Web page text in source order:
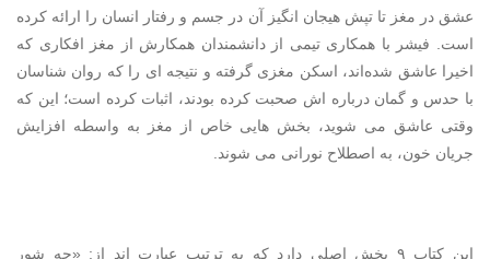
عشق در مغز تا تپش هیجان انگیز آن در جسم و رفتار انسان را ارائه کرده
است. فیشر با همکاری تیمی از دانشمندان همکارش از مغز افکاری که
اخیرا عاشق شده‌اند، اسکن مغزی گرفته و نتیجه ای را که روان شناسان
با حدس و گمان درباره اش صحبت کرده بودند، اثبات کرده است؛ این که
وقتی عاشق می شوید، بخش هایی خاص از مغز به واسطه افزایش
جریان خون، به اصطلاح نورانی می شوند.
این کتاب ۹ بخش اصلی دارد که به ترتیب عبارت اند از: «چه شور